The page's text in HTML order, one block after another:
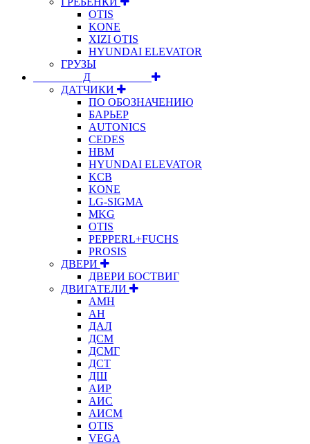
OTIS
KONE
XIZI OTIS
HYUNDAI ELEVATOR
ГРУЗЫ
⠀⠀⠀⠀⠀⠀Д⠀⠀⠀⠀⠀⠀⠀
ДАТЧИКИ
ПО ОБОЗНАЧЕНИЮ
БАРЬЕР
AUTONICS
CEDES
HBM
HYUNDAI ELEVATOR
KCB
KONE
LG-SIGMA
MKG
OTIS
PEPPERL+FUCHS
PROSIS
ДВЕРИ
ДВЕРИ БОСТВИГ
ДВИГАТЕЛИ
АМН
АН
ДАЛ
ДСМ
ДСМГ
ДСТ
ДШ
АИР
АИС
АИСМ
OTIS
VEGA